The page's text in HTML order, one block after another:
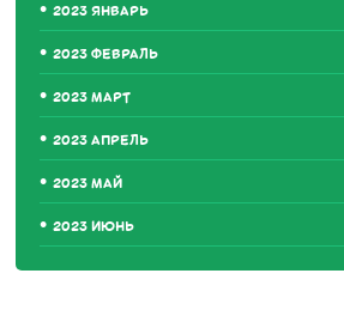
2023 ЯНВАРЬ
2023 ФЕВРАЛЬ
2023 МАРТ
2023 АПРЕЛЬ
2023 МАЙ
2023 ИЮНЬ